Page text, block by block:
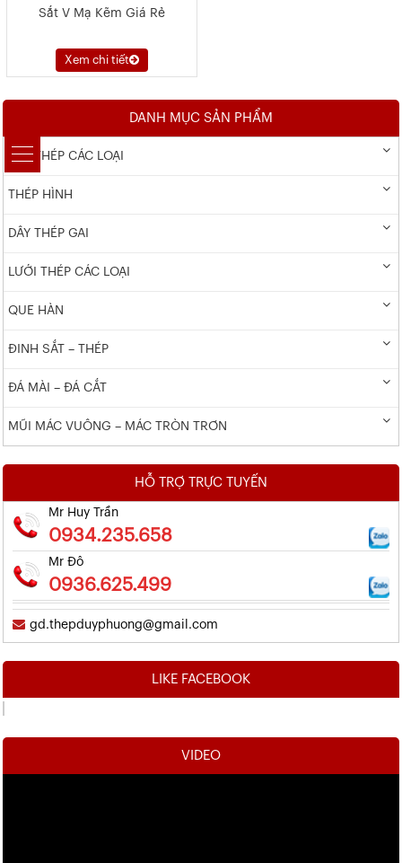
Sắt V Mạ Kẽm Giá Rẻ
Xem chi tiết
DANH MỤC SẢN PHẨM
DÂY THÉP CÁC LOẠI
THÉP HÌNH
DÂY THÉP GAI
LƯỚI THÉP CÁC LOẠI
QUE HÀN
ĐINH SẮT – THÉP
ĐÁ MÀI – ĐÁ CẮT
MŨI MÁC VUÔNG – MÁC TRÒN TRƠN
HỖ TRỢ TRỰC TUYẾN
Mr Huy Trần
0934.235.658
Mr Đô
0936.625.499
gd.thepduyphuong@gmail.com
LIKE FACEBOOK
VIDEO